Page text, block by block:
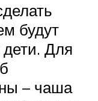
будут
дети. Для
– чаша